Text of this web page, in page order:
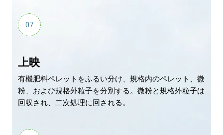
07
上映
有機肥料ペレットをふるい分け、規格内のペレット、微
粉、および規格外粒子を分別する。微粉と規格外粒子は
回収され、二次処理に回される。.